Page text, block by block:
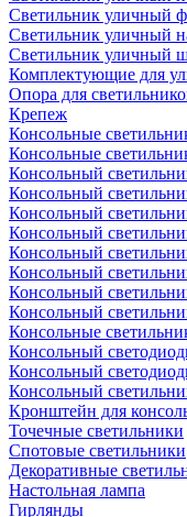
Светильник уличный
Светильник уличный
Cветильник уличный
Комплектующие для
Опора для
Крепеж
Консольные
Консольные
Консольный
Консольный
Консольный
Консольный
Консольный
Консольный
Консольный
Консольный
Консольные
Консольный
Консольный
Консольный
Кронштейн для
Точечные светильники
Спотовые светильники
Декоративные
Настольная лампа
Гирлянды